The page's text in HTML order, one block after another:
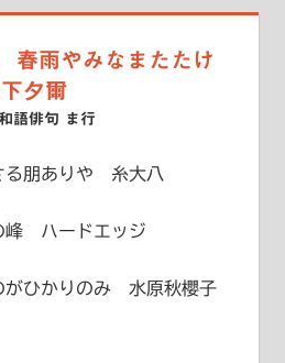
春雨やみなまたたけ
夕爾
ードエッジ
語俳句 ま行
る朋ありや 糸大八
峰 ハードエッジ
がひかりのみ 水原秋櫻子